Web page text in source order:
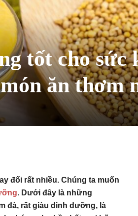
tốt cho sức
ăn thơm
đổi rất nhiều. Chúng ta muốn
. Dưới đây là những
đà, rất giàu dinh dưỡng, là